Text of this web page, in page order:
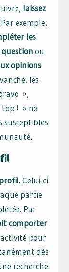
laissez
Par exemple,
les
question ou
opinions
les
»,
! » ne
susceptibles
. Celui-ci
partie
Par
comporter
pour
dès
recherche